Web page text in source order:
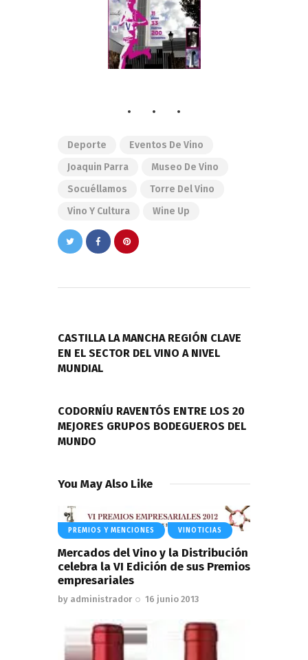
Deporte
Eventos De Vino
Joaquin Parra
Museo De Vino
Socuéllamos
Torre Del Vino
Vino Y Cultura
Wine Up
entradas
CASTILLA LA MANCHA REGIÓN CLAVE
EN EL SECTOR DEL VINO A NIVEL
MUNDIAL
CODORNÍU RAVENTÓS ENTRE LOS 20
MEJORES GRUPOS BODEGUEROS DEL
MUNDO
You May Also Like
PREMIOS Y MENCIONES VINOTICIAS
Mercados del Vino y la Distribución
celebra la VI Edición de sus Premios
empresariales
by administrador 16 junio 2013